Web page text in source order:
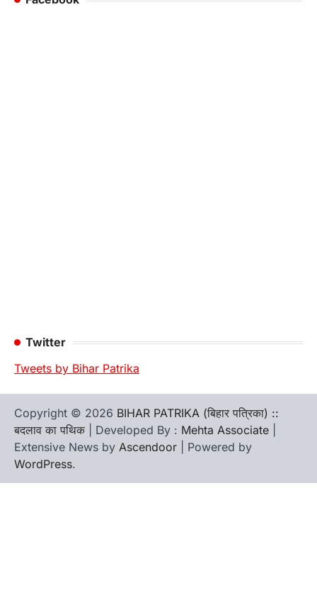
Twitter
Tweets by Bihar Patrika
Copyright © 2026 BIHAR PATRIKA (बिहार पत्रिका) ::
बदलाव का पथिक | Developed By : Mehta Associate
Extensive News by Ascendoor | Powered by
WordPress.